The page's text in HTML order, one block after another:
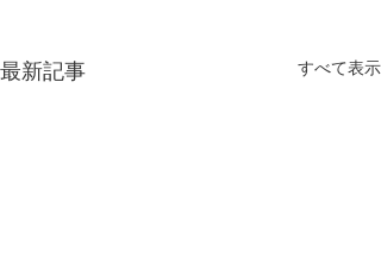
最新記事 すべて表示